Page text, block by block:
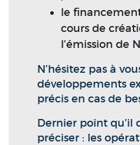
le
cours de
l’émission de
N’hésitez pas à
développements
précis en cas de
Dernier point qu’il
préciser : les